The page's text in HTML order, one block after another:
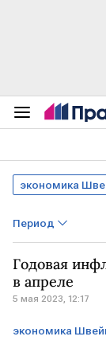
экономика
Период
Годовая
в апреле
5 мая 2023, 12:17
экономика